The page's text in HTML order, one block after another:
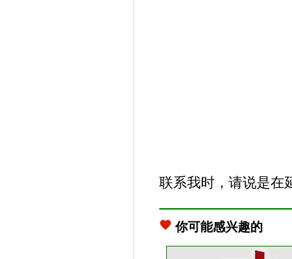
联系我时，请说是在
你可能感兴趣的